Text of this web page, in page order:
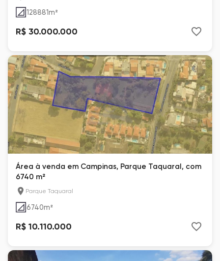
128881m²
R$ 30.000.000
Área à venda em Campinas, Parque Taquaral, com
6740 m²
Parque Taquaral
6740m²
R$ 10.110.000